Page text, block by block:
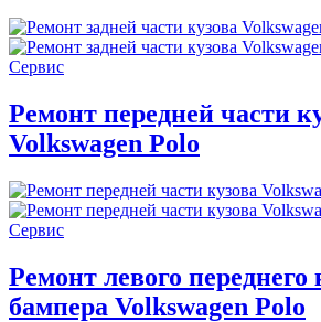
Ремонт передней части
Volkswagen Polo
Ремонт левого
бампера Volkswagen Polo